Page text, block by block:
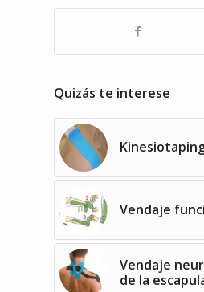
Quizás te interese
Vendaje
Vendaje
de la